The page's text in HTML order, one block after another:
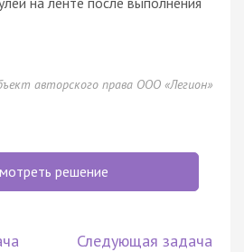
авторского права ООО «Легион»
решение
Следующая задача